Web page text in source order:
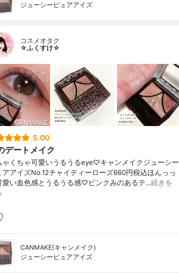
ジューシーピュアアイズ
コスメオタク
☆ふくすけ☆
5.00
デートメイク
ゃくちゃ可愛いうるうるeye♡キャンメイクジューシー
アアイズNo.12チャイティーローズ660円税込ほんっっ
愛い血色感とうるうる感♡ピンクみのあるテ…続きを
CANMAKE(キャンメイク)
ジューシーピュアアイズ